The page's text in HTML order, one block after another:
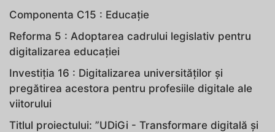
Componenta C15 : Educație
Reforma 5 : Adoptarea cadrului legislativ pentru
digitalizarea educației
Investiția 16 : Digitalizarea universităților și
pregătirea acestora pentru profesiile digitale ale
viitorului
Titlul proiectului: ”UDiGi - Transformare digitală și